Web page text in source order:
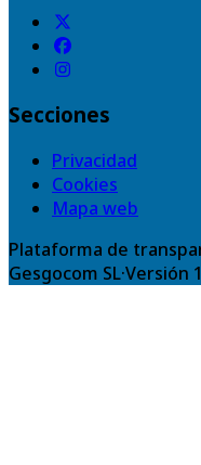
Secciones
Privacidad
Cookies
Mapa web
Plataforma de
Gesgocom SL·Versión